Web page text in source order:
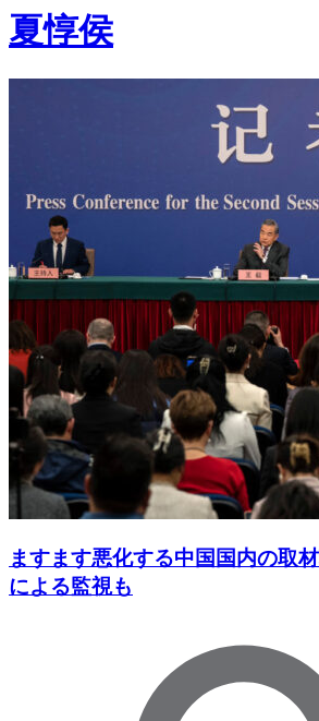
夏惇侯
ますます悪化する中国国内の取
による監視も